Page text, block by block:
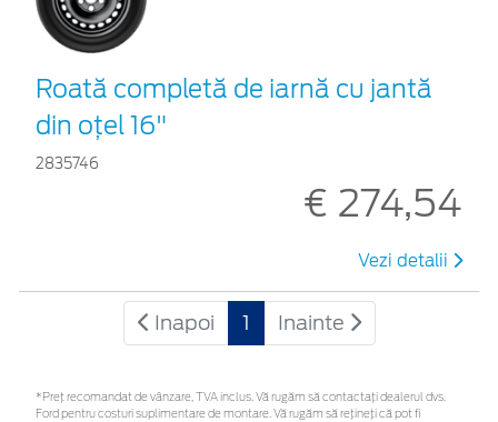
Roată completă de iarnă cu jantă
din oțel 16"
2835746
€ 274,54
Vezi detalii
Inapoi 1 Inainte
*Preţ recomandat de vânzare, TVA inclus. Vă rugăm să contactaţi dealerul dvs.
Ford pentru costuri suplimentare de montare. Vă rugăm să rețineți că pot fi